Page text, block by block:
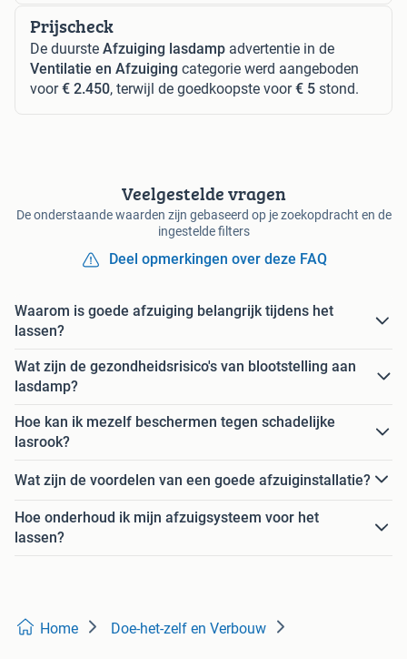
Prijscheck
De duurste Afzuiging lasdamp advertentie in de
Ventilatie en Afzuiging categorie werd aangeboden
voor€ 2.450, terwijl de goedkoopste voor€ 5 stond.
Veelgestelde vragen
De onderstaande waarden zijn gebaseerd op je zoekopdracht en de
ingestelde filters
Deel opmerkingen over deze FAQ
Waarom is goede afzuiging belangrijk tijdens het
lassen?
Wat zijn de gezondheidsrisico's van blootstelling aan
lasdamp?
Hoe kan ik mezelf beschermen tegen schadelijke
lasrook?
Wat zijn de voordelen van een goede afzuiginstallatie?
Hoe onderhoud ik mijn afzuigsysteem voor het
lassen?
Home Doe-het-zelf en Verbouw